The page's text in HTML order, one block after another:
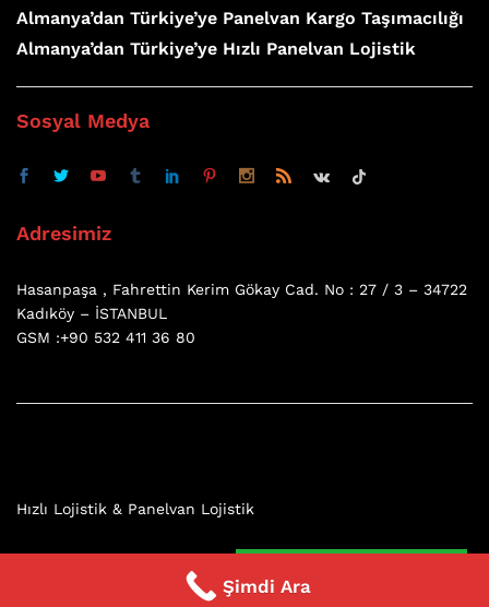
Almanya’dan Türkiye’ye Panelvan Kargo Taşımacılığı
Almanya’dan Türkiye’ye Hızlı Panelvan Lojistik
Sosyal Medya
Adresimiz
Hasanpaşa , Fahrettin Kerim Gökay Cad. No : 27 / 3 – 34722
Kadıköy – İSTANBUL
GSM :+90 532 411 36 80
Hızlı Lojistik & Panelvan Lojistik
Şimdi Ara